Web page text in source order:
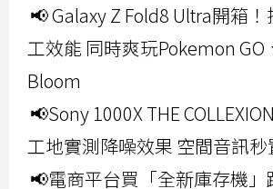
📢 Galaxy Z Fold8 Ultra開箱
工效能 同時爽玩Pokemon GO
Bloom
📢Sony 1000X THE
工地實測降噪效果 空間音訊
📢電商平台買「全新庫存機